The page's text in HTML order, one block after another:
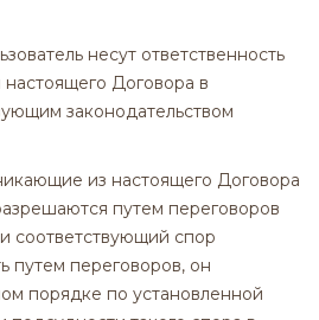
несут ответственность
Договора в
законодательством
из настоящего Договора
путем переговоров
соответствующий спор
путем переговоров, он
порядке по установленной